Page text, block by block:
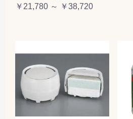
￥21,780 ～ ￥38,720